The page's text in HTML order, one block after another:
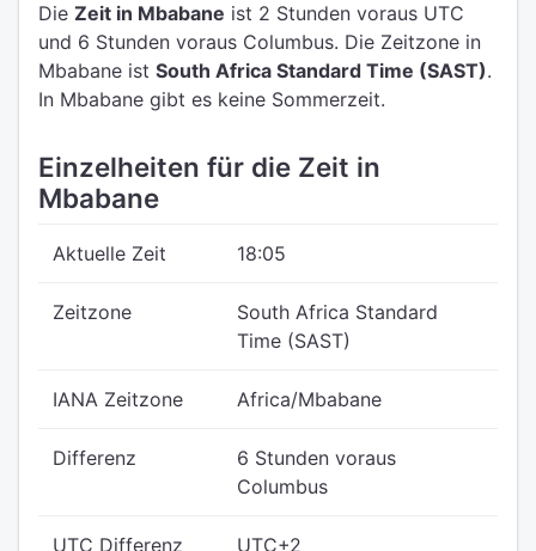
Die Zeit in Mbabane ist 2 Stunden voraus UTC
und 6 Stunden voraus Columbus. Die Zeitzone in
Mbabane ist South Africa Standard Time (SAST).
In Mbabane gibt es keine Sommerzeit.
Einzelheiten für die Zeit in
Mbabane
Aktuelle Zeit 18:05
Zeitzone
South Africa Standard
Time (SAST)
IANA Zeitzone Africa/Mbabane
Differenz
6 Stunden voraus
Columbus
UTC Differenz
UTC+2